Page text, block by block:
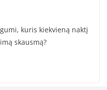
kuris kiekvieną naktį
skausmą?